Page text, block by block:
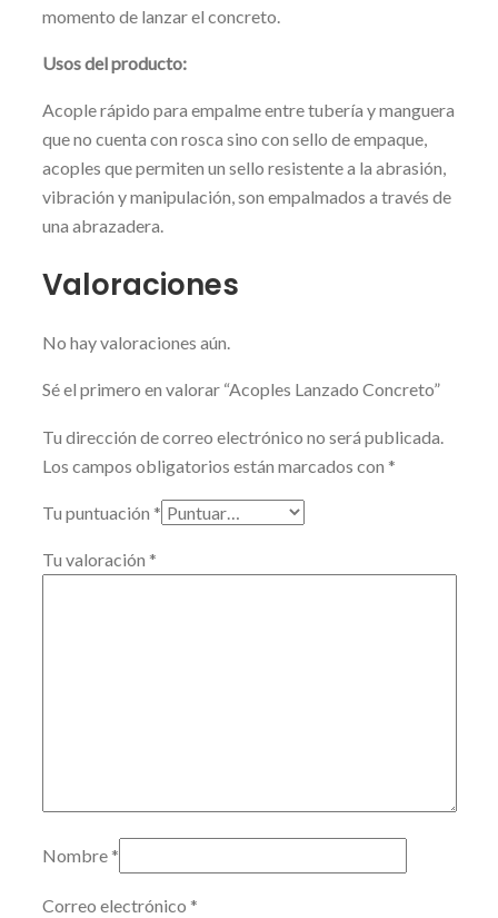
momento de lanzar el concreto.
Usos del producto:
Acople rápido para empalme entre tubería y manguera
que no cuenta con rosca sino con sello de empaque,
acoples que permiten un sello resistente a la abrasión,
vibración y manipulación, son empalmados a través de
una abrazadera.
Valoraciones
No hay valoraciones aún.
Sé el primero en valorar “Acoples Lanzado Concreto”
Tu dirección de correo electrónico no será publicada.
Los campos obligatorios están marcados con *
Tu puntuación *
Tu valoración *
Nombre *
Correo electrónico *